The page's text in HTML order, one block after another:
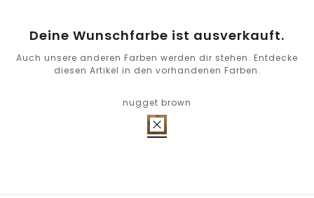
Deine Wunschfarbe ist ausverkauft.
Auch unsere anderen Farben werden dir stehen. Entdecke
diesen Artikel in den vorhandenen Farben.
nugget brown